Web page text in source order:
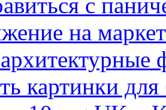
на
картинки